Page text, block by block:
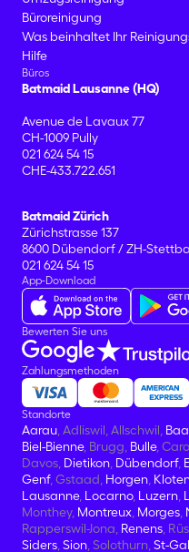
Büroreinigung
Was beinhaltet Ihr
Hilfe
Büros
Batmaid Lausanne (HQ)
Avenue de Lavaux 77
CH-1009 Pully
021 624 54 15
CHE-433.722.651
Batmaid Zürich
Zürichstrasse 137
8600 Dübendorf / ZH-
021 624 54 15
App-Download
Bewerten Sie uns
Zahlungsmethoden
Standorte
Aarau , Adliswil, Allschwil,
Biel-Bienne, Brugg, Bulle,
Davos, Dietikon Dübendorf,
Genf, Gstaad, Horgen
Lausanne, Locarno, Luzern
Monthey, Montreux Morges
Rapperswil-Jona, Renens ,
Siders Sion , Solothurn, St-